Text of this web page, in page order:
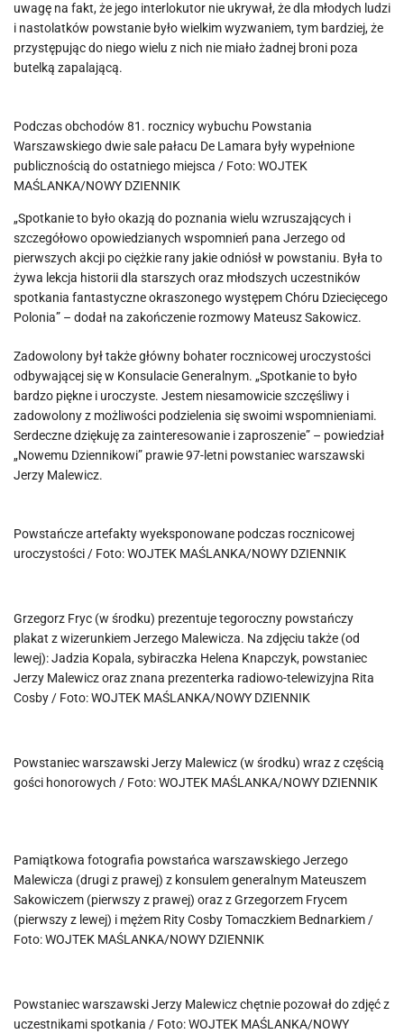
uwagę na fakt, że jego interlokutor nie ukrywał, że dla młodych ludzi
i nastolatków powstanie było wielkim wyzwaniem, tym bardziej, że
przystępując do niego wielu z nich nie miało żadnej broni poza
butelką zapalającą.
Podczas obchodów 81. rocznicy wybuchu Powstania
Warszawskiego dwie sale pałacu De Lamara były wypełnione
publicznością do ostatniego miejsca / Foto: WOJTEK
MAŚLANKA/NOWY DZIENNIK
„Spotkanie to było okazją do poznania wielu wzruszających i
szczegółowo opowiedzianych wspomnień pana Jerzego od
pierwszych akcji po ciężkie rany jakie odniósł w powstaniu. Była to
żywa lekcja historii dla starszych oraz młodszych uczestników
spotkania fantastyczne okraszonego występem Chóru Dziecięcego
Polonia” – dodał na zakończenie rozmowy Mateusz Sakowicz.
Zadowolony był także główny bohater rocznicowej uroczystości
odbywającej się w Konsulacie Generalnym. „Spotkanie to było
bardzo piękne i uroczyste. Jestem niesamowicie szczęśliwy i
zadowolony z możliwości podzielenia się swoimi wspomnieniami.
Serdeczne dziękuję za zainteresowanie i zaproszenie” – powiedział
„Nowemu Dziennikowi” prawie 97-letni powstaniec warszawski
Jerzy Malewicz.
Powstańcze artefakty wyeksponowane podczas rocznicowej
uroczystości / Foto: WOJTEK MAŚLANKA/NOWY DZIENNIK
Grzegorz Fryc (w środku) prezentuje tegoroczny powstańczy
plakat z wizerunkiem Jerzego Malewicza. Na zdjęciu także (od
lewej): Jadzia Kopala, sybiraczka Helena Knapczyk, powstaniec
Jerzy Malewicz oraz znana prezenterka radiowo-telewizyjna Rita
Cosby / Foto: WOJTEK MAŚLANKA/NOWY DZIENNIK
Powstaniec warszawski Jerzy Malewicz (w środku) wraz z częścią
gości honorowych / Foto: WOJTEK MAŚLANKA/NOWY DZIENNIK
Pamiątkowa fotografia powstańca warszawskiego Jerzego
Malewicza (drugi z prawej) z konsulem generalnym Mateuszem
Sakowiczem (pierwszy z prawej) oraz z Grzegorzem Frycem
(pierwszy z lewej) i mężem Rity Cosby Tomaczkiem Bednarkiem /
Foto: WOJTEK MAŚLANKA/NOWY DZIENNIK
Powstaniec warszawski Jerzy Malewicz chętnie pozował do zdjęć z
uczestnikami spotkania / Foto: WOJTEK MAŚLANKA/NOWY